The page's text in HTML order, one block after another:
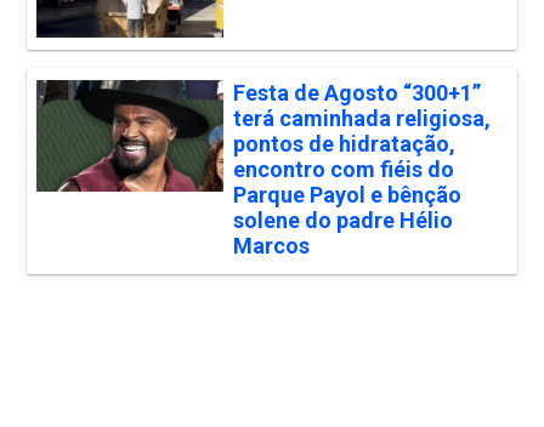
Festa de Agosto “300+1”
terá caminhada religiosa,
pontos de hidratação,
encontro com fiéis do
Parque Payol e bênção
solene do padre Hélio
Marcos